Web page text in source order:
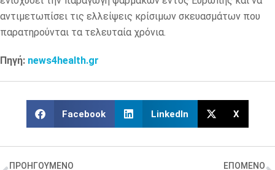
αντιμετωπίσει τις ελλείψεις κρίσιμων σκευασμάτων που
παρατηρούνται τα τελευταία χρόνια.
Πηγή: news4health.gr
Facebook LinkedIn X
ΠΡΟΗΓΟΥΜΕΝΟ ΕΠΟΜΕΝΟ